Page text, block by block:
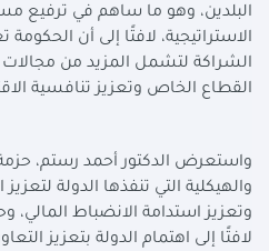
البلدين، وهو ما ساهم في ترفيع
الاستراتيجية، لافتًا إلى أن
الشراكة لتشمل المزيد من مجالات
القطاع الخاص وتعزيز تنافسية
واستعرض الدكتور أحمد رستم،
والهيكلية التي تنفذها الدولة
وتعزيز استدامة الانضباط المالي،
لافتًا إلى اهتمام الدولة بتعزيز